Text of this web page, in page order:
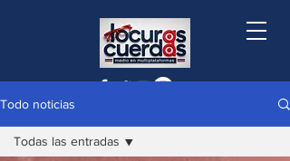
Todo noticias
Todas las entradas